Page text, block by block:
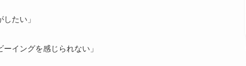
たい」
イングを感じられない」